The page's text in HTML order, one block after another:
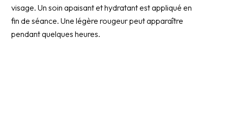
visage. Un soin apaisant et hydratant est appliqué en
fin de séance. Une légère rougeur peut apparaître
pendant quelques heures.